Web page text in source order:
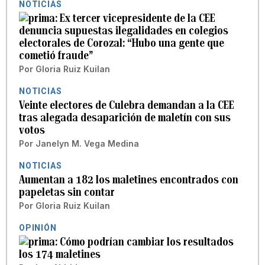
NOTICIAS
Ex tercer vicepresidente de la CEE
denuncia supuestas ilegalidades en colegios
electorales de Corozal: “Hubo una gente que
cometió fraude”
Por Gloria Ruiz Kuilan
NOTICIAS
Veinte electores de Culebra demandan a la CEE
tras alegada desaparición de maletín con sus
votos
Por Janelyn M. Vega Medina
NOTICIAS
Aumentan a 182 los maletines encontrados con
papeletas sin contar
Por Gloria Ruiz Kuilan
OPINIÓN
Cómo podrían cambiar los resultados
los 174 maletines